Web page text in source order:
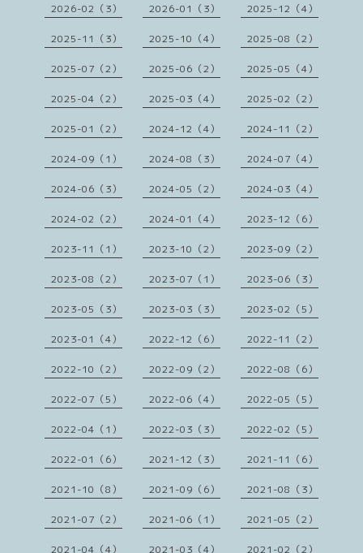
2026-02（3） 2026-01（3） 2025-12（4）
2025-11（3） 2025-10（4） 2025-08（2）
2025-07（2） 2025-06（2） 2025-05（4）
2025-04（2） 2025-03（4） 2025-02（2）
2025-01（2） 2024-12（4） 2024-11（2）
2024-09（1） 2024-08（3） 2024-07（4）
2024-06（3） 2024-05（2） 2024-03（4）
2024-02（2） 2024-01（4） 2023-12（6）
2023-11（1） 2023-10（2） 2023-09（2）
2023-08（2） 2023-07（1） 2023-06（3）
2023-05（3） 2023-03（3） 2023-02（5）
2023-01（4） 2022-12（6） 2022-11（2）
2022-10（2） 2022-09（2） 2022-08（6）
2022-07（5） 2022-06（4） 2022-05（5）
2022-04（1） 2022-03（3） 2022-02（5）
2022-01（6） 2021-12（3） 2021-11（6）
2021-10（8） 2021-09（6） 2021-08（3）
2021-07（2） 2021-06（1） 2021-05（2）
2021-04（4） 2021-03（4） 2021-02（2）